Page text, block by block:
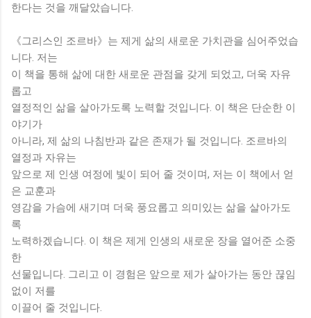
한다는 것을 깨달았습니다.
《그리스인 조르바》는 제게 삶의 새로운 가치관을 심어주었습
니다. 저는
이 책을 통해 삶에 대한 새로운 관점을 갖게 되었고, 더욱 자유
롭고
열정적인 삶을 살아가도록 노력할 것입니다. 이 책은 단순한 이
야기가
아니라, 제 삶의 나침반과 같은 존재가 될 것입니다. 조르바의
열정과 자유는
앞으로 제 인생 여정에 빛이 되어 줄 것이며, 저는 이 책에서 얻
은 교훈과
영감을 가슴에 새기며 더욱 풍요롭고 의미있는 삶을 살아가도
록
노력하겠습니다. 이 책은 제게 인생의 새로운 장을 열어준 소중
한
선물입니다. 그리고 이 경험은 앞으로 제가 살아가는 동안 끊임
없이 저를
이끌어 줄 것입니다.